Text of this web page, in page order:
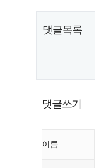
댓글목록
댓글쓰기
이름